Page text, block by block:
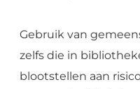
Gebruik van
zelfs die in
blootstellen aan